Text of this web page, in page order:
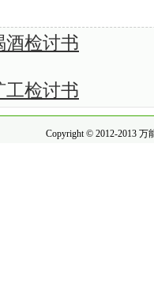
酒检讨书
工检讨书
Copyright © 2012-2013 万